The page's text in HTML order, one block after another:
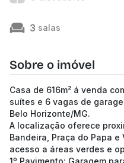
3 salas
Sobre o imóvel
Casa de 616m² á venda
suítes e 6 vagas de
Belo Horizonte/MG.
A localização oferece
Bandeira, Praça do Papa
acesso a áreas verdes e
1º Pavimento: Garagem